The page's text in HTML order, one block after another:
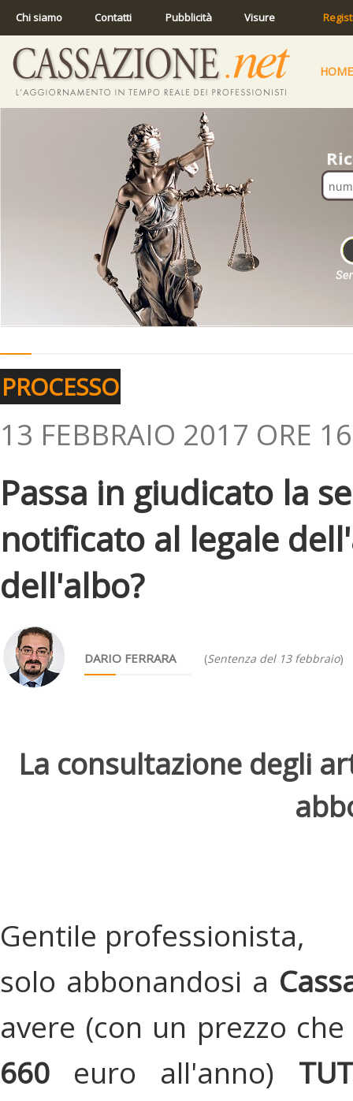
Chi siamo Contatti Pubblicità Visure
HOME
PROCESSO
13 FEBBRAIO 2017 ORE
Passa in giudicato la
notificato al legale
dell'albo?
DARIO FERRARA (Sentenza del 13 febbraio)
La consultazione degli
Gentile professionista,
solo abbonandosi a
avere (con un prezzo
660 euro all'anno)